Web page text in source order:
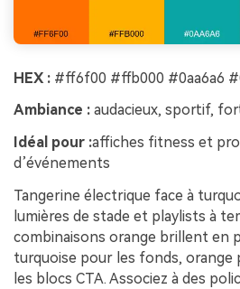
HEX : #ff6f00 #ffb000 #0aa6a6
Ambiance : audacieux, sportif,
Idéal pour :affiches fitness et
d’événements
Tangerine électrique face à
lumières de stade et playlists à
combinaisons orange brillent en
turquoise pour les fonds,
les blocs CTA. Associez à des